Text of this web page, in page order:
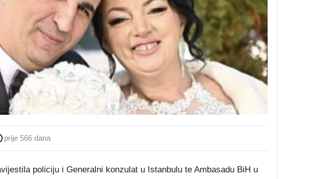
prije 566 dana
policiju i Generalni konzulat u Istanbulu te Ambasadu BiH u